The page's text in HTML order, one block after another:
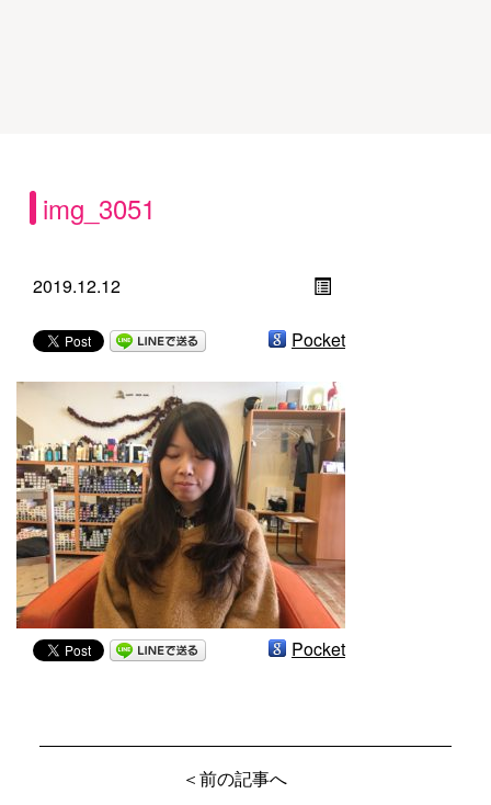
img_3051
2019.12.12
Pocket
Pocket
＜前の記事へ